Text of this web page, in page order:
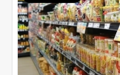
mieście.